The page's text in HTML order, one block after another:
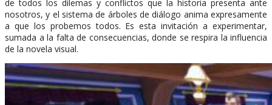
de todos los dilemas y conflictos que la historia presenta ante
nosotros, y el sistema de árboles de diálogo anima expresamente
a que los probemos todos. Es esta invitación a experimentar,
sumada a la falta de consecuencias, donde se respira la influencia
de la novela visual.